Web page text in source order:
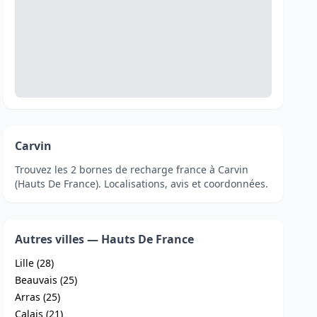
Carvin
Trouvez les 2 bornes de recharge france à Carvin
(Hauts De France). Localisations, avis et coordonnées.
Autres villes — Hauts De France
Lille (28)
Beauvais (25)
Arras (25)
Calais (21)